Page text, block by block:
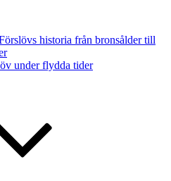
historia från bronsålder till
under flydda tider